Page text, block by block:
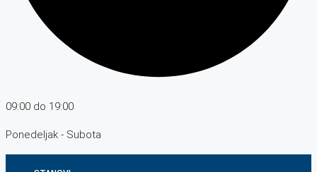
09:00 do 19:00
Ponedeljak - Subota